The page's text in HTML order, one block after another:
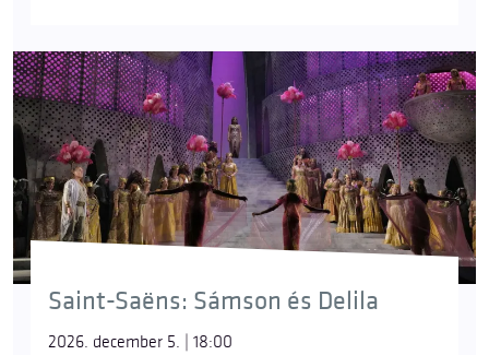
Saint-Saëns: Sámson és Delila
2026. december 5. | 18:00